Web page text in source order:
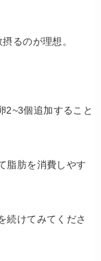
るのが理想。
2~3個追加すること
脂肪を消費しやす
続けてみてくださ